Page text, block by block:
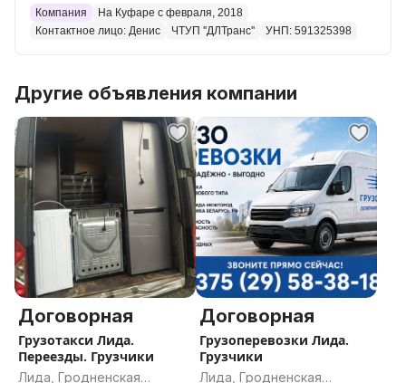
Грузодоставка
Доставка техники
Перевезти диван
Перевозка холодильника
Перевозка мебели
Перевозка военных по РБ
Переезд военнослужащих
Перевозка военнослужащих
Переезд с документами
Перевозка с документами
Грузоперевозки военных
Грузоперевозки с чеком
Переезд с чеком
Грузотакси с чеком
Грузоперевозки Вороново
Грузоперевозки Ивье
Компания
На Куфаре с февраля, 2018
Контактное лицо: Денис
ЧТУП ''ДЛТранс'' УНП: 591325398
Другие объявления компании
Договорная
Грузотакси Лида.
Переезды. Грузчики
Лида, Гродненская
Договорная
Грузоперевозки Лида.
Грузчики
Лида, Гродненская